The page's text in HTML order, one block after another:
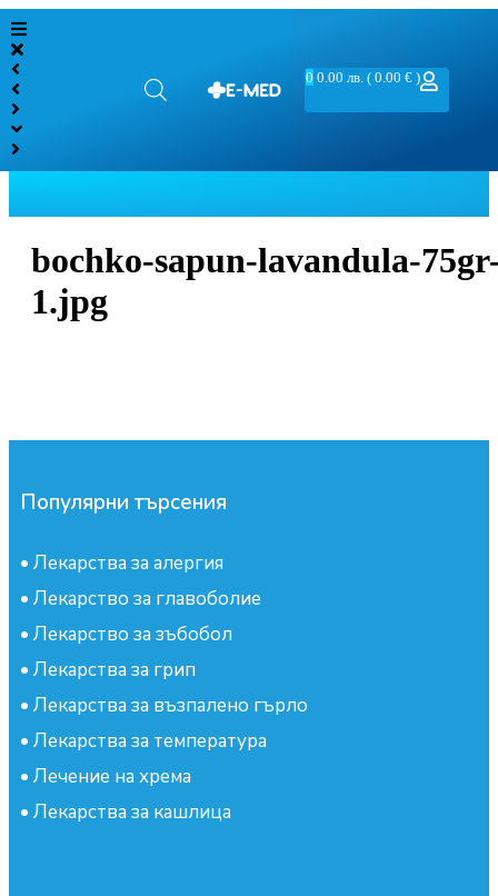
0 0.00лв. ( 0.00 € )
bochko-sapun-lavandula-
1.jpg
Популярни търсения
• Лекарства за алергия
• Лекарство за главоболие
• Лекарство за зъбобол
• Лекарства за грип
• Лекарства за възпалено гърло
• Лекарства за температура
• Лечение на хрема
• Лекарства за кашлица